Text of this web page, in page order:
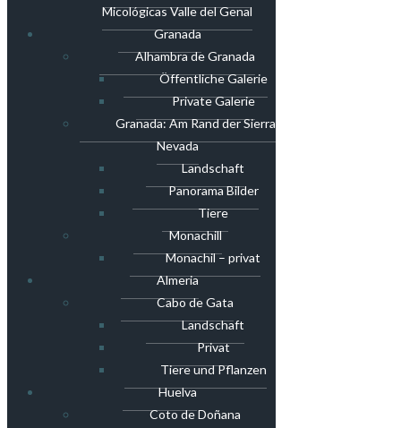
Micológicas Valle del Genal
Granada
Alhambra de Granada
Öffentliche Galerie
Private Galerie
Granada: Am Rand der Sierra
Nevada
Landschaft
Panorama Bilder
Tiere
Monachill
Monachil – privat
Almeria
Cabo de Gata
Landschaft
Privat
Tiere und Pflanzen
Huelva
Coto de Doñana